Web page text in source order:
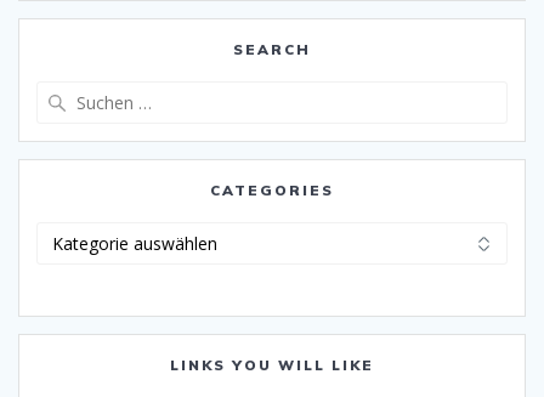
SEARCH
CATEGORIES
LINKS YOU WILL LIKE